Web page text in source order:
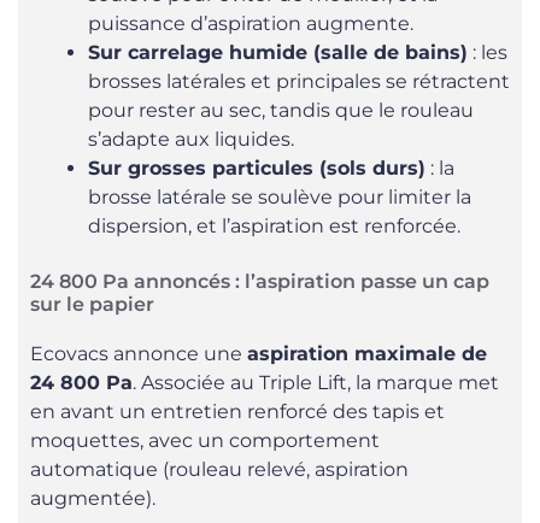
puissance d’aspiration augmente.
Sur carrelage humide (salle de bains) : les
brosses latérales et principales se rétractent
pour rester au sec, tandis que le rouleau
s’adapte aux liquides.
Sur grosses particules (sols durs) : la
brosse latérale se soulève pour limiter la
dispersion, et l’aspiration est renforcée.
24 800 Pa annoncés : l’aspiration passe un cap
sur le papier
Ecovacs annonce une aspiration maximale de
24 800 Pa. Associée au Triple Lift, la marque met
en avant un entretien renforcé des tapis et
moquettes, avec un comportement
automatique (rouleau relevé, aspiration
augmentée).